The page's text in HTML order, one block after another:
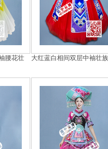
腰花壮 大红蓝白相间双层中袖壮